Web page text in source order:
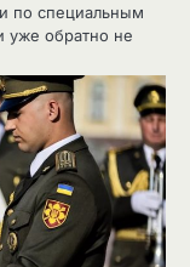
по специальным
уже обратно не